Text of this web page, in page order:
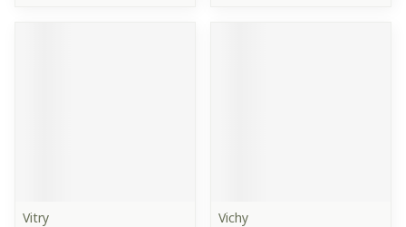
Vitry
Vichy